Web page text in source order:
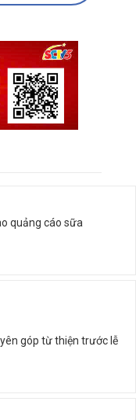
quảng cáo sữa
góp từ thiện trước lễ